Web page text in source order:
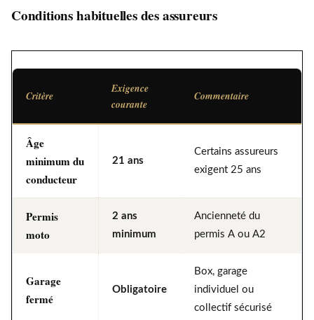
Conditions habituelles des assureurs
Critère
Exigence
courante
Commentaire
Âge
minimum du
conducteur
21 ans
Certains assureurs
exigent 25 ans
Permis
moto
2 ans
minimum
Ancienneté du
permis A ou A2
Garage
fermé
Obligatoire
Box, garage
individuel ou
collectif sécurisé